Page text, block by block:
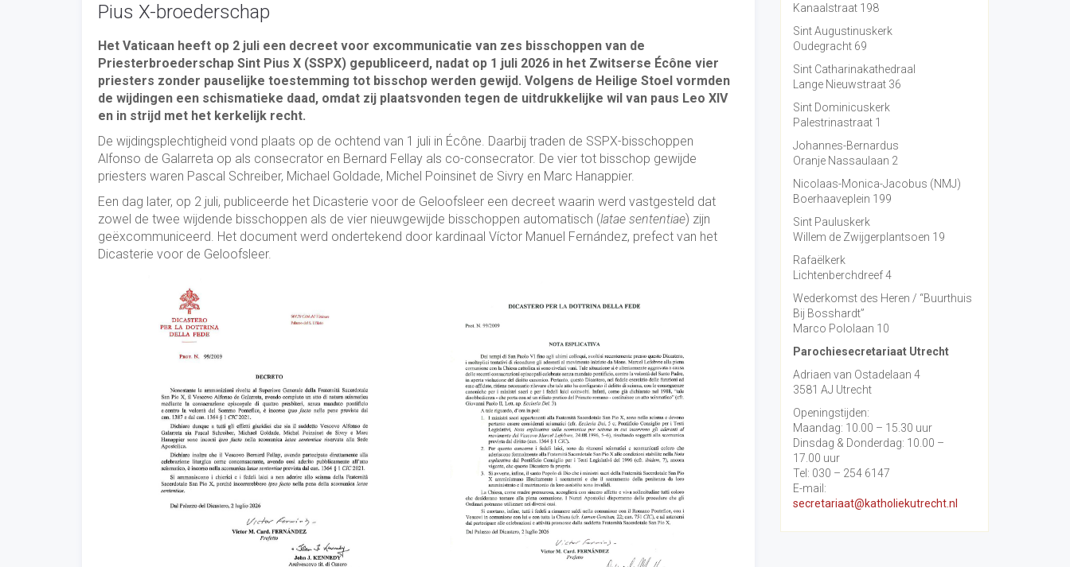
Pius X-broederschap
Het Vaticaan heeft op 2 juli een decreet voor excommunicatie van zes bisschoppen van de
Priesterbroederschap Sint Pius X (SSPX) gepubliceerd, nadat op 1 juli 2026 in het Zwitserse Écône vier
priesters zonder pauselijke toestemming tot bisschop werden gewijd. Volgens de Heilige Stoel vormden
de wijdingen een schismatieke daad, omdat zij plaatsvonden tegen de uitdrukkelijke wil van paus Leo XIV
en in strijd met het kerkelijk recht.
De wijdingsplechtigheid vond plaats op de ochtend van 1 juli in Écône. Daarbij traden de SSPX-bisschoppen
Alfonso de Galarreta op als consecrator en Bernard Fellay als co-consecrator. De vier tot bisschop gewijde
priesters waren Pascal Schreiber, Michael Goldade, Michel Poinsinet de Sivry en Marc Hanappier.
Een dag later, op 2 juli, publiceerde het Dicasterie voor de Geloofsleer een decreet waarin werd vastgesteld dat
zowel de twee wijdende bisschoppen als de vier nieuwgewijde bisschoppen automatisch (latae sententiae) zijn
geëxcommuniceerd. Het document werd ondertekend door kardinaal Víctor Manuel Fernández, prefect van het
Dicasterie voor de Geloofsleer.
Kanaalstraat 198
Sint Augustinuskerk
Oudegracht 69
Sint Catharinakathedraal
Lange Nieuwstraat 36
Sint Dominicuskerk
Palestrinastraat 1
Johannes-Bernardus
Oranje Nassaulaan 2
Nicolaas-Monica-Jacobus (NMJ)
Boerhaaveplein 199
Sint Pauluskerk
Willem de Zwijgerplantsoen 19
Rafaëlkerk
Lichtenberchdreef 4
Wederkomst des Heren / “Buurthuis
Bij Bosshardt”
Marco Pololaan 10
Parochiesecretariaat Utrecht
Adriaen van Ostadelaan 4
3581 AJ Utrecht
Openingstijden:
Maandag: 10.00 – 15.30 uur
Dinsdag & Donderdag: 10.00 –
17.00 uur
Tel: 030 – 254 6147
E-mail:
secretariaat@katholiekutrecht.nl